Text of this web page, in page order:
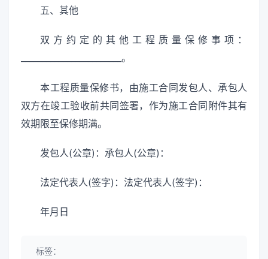
五、其他
双方约定的其他工程质量保修事项：
________________________。
本工程质量保修书，由施工合同发包人、承包人
双方在竣工验收前共同签署，作为施工合同附件其有
效期限至保修期满。
发包人(公章)：承包人(公章)：
法定代表人(签字)：法定代表人(签字)：
年月日
标签：